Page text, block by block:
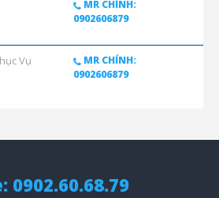
MR CHÍNH:
0902606879
Vụ
MR CHÍNH:
0902606879
0902.60.68.79